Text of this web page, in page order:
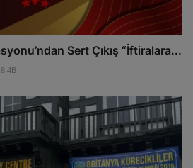
Sert Çıkış “İftiralara...